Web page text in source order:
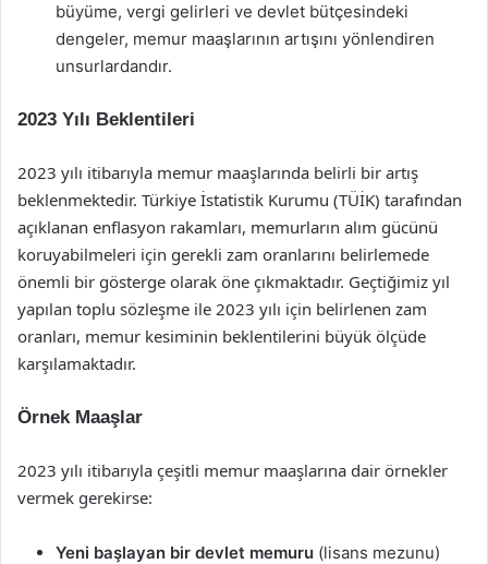
büyüme, vergi gelirleri ve devlet bütçesindeki
dengeler, memur maaşlarının artışını yönlendiren
unsurlardandır.
2023 Yılı Beklentileri
2023 yılı itibarıyla memur maaşlarında belirli bir artış
beklenmektedir. Türkiye İstatistik Kurumu (TÜİK) tarafından
açıklanan enflasyon rakamları, memurların alım gücünü
koruyabilmeleri için gerekli zam oranlarını belirlemede
önemli bir gösterge olarak öne çıkmaktadır. Geçtiğimiz yıl
yapılan toplu sözleşme ile 2023 yılı için belirlenen zam
oranları, memur kesiminin beklentilerini büyük ölçüde
karşılamaktadır.
Örnek Maaşlar
2023 yılı itibarıyla çeşitli memur maaşlarına dair örnekler
vermek gerekirse:
Yeni başlayan bir devlet memuru (lisans mezunu)